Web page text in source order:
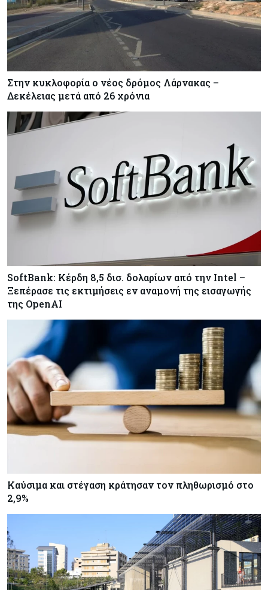
Στην κυκλοφορία ο νέος δρόμος Λάρνακας –
Δεκέλειας μετά από 26 χρόνια
SoftBank: Κέρδη 8,5 δισ. δολαρίων από την Intel –
Ξεπέρασε τις εκτιμήσεις εν αναμονή της εισαγωγής
της OpenAI
Καύσιμα και στέγαση κράτησαν τον πληθωρισμό στο
2,9%